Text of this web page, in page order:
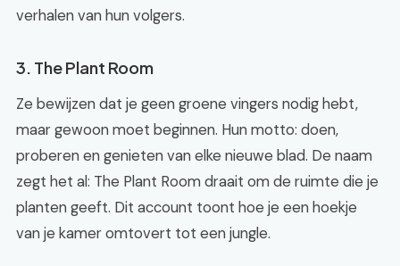
verhalen van hun volgers.
3. The Plant Room
Ze bewijzen dat je geen groene vingers nodig hebt,
maar gewoon moet beginnen. Hun motto: doen,
proberen en genieten van elke nieuwe blad. De naam
zegt het al: The Plant Room draait om de ruimte die je
planten geeft. Dit account toont hoe je een hoekje
van je kamer omtovert tot een jungle.